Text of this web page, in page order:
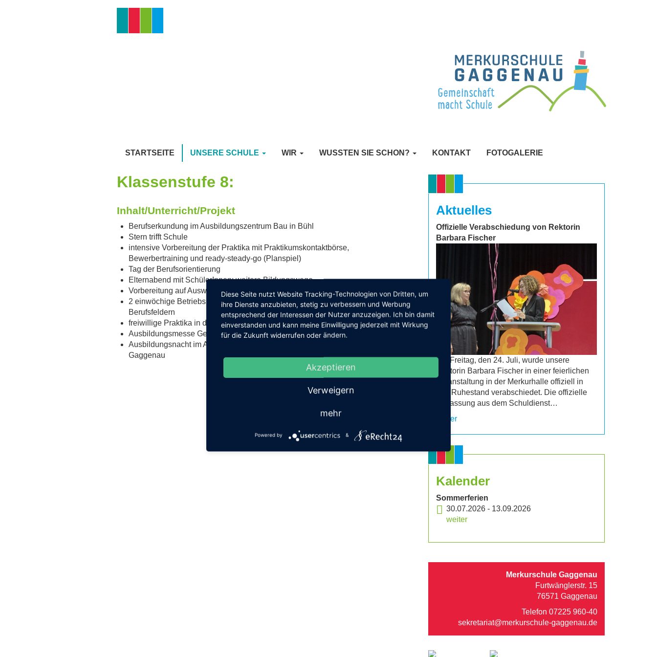
Hauptnavigation
STARTSEITE UNSERE SCHULE WIR WUSSTEN SIE SCHON? KONTAKT FOTOGALERIE
Klassenstufe 8:
Inhalt/Unterricht/Projekt
Berufserkundung im Ausbildungszentrum Bau in Bühl
Stern trifft Schule
intensive Vorbereitung der Praktika mit Praktikumskontaktbörse,
Bewerbertraining und ready-steady-go (Planspiel)
Tag der Berufsorientierung
Elternabend mit SchülerInnen: weitere Bildungswege
Vorbereitung auf Auswahltests in allen Fächern
2 einwöchige Betriebspraktika in zwei unterschiedlichen
Berufsfeldern
freiwillige Praktika in den Ferien
Ausbildungsmesse Gernsbach (verpflichtend)
Ausbildungsnacht im Ausbildungszentrum im Mercedes-Benz Werk
Gaggenau
Aktuelles
Offizielle Verabschiedung von Rektorin
Barbara Fischer
Am Freitag, den 24. Juli, wurde unsere
Rektorin Barbara Fischer in einer feierlichen
Veranstaltung in der Merkurhalle offiziell in
den Ruhestand verabschiedet. Die offizielle
Entlassung aus dem Schuldienst…
weiter
Kalender
Sommerferien
30.07.2026 - 13.09.2026
weiter
Merkurschule Gaggenau
Furtwänglerstr. 15
76571 Gaggenau
Telefon 07225 960-40
sekretariat@merkurschule-gaggenau.de
Diese Seite nutzt Website Tracking-Technologien von Dritten, um
ihre Dienste anzubieten, stetig zu verbessern und Werbung
entsprechend der Interessen der Nutzer anzuzeigen. Ich bin damit
einverstanden und kann meine Einwilligung jederzeit mit Wirkung
für die Zukunft widerrufen oder ändern.
Akzeptieren
Verweigern
mehr
Powered by &